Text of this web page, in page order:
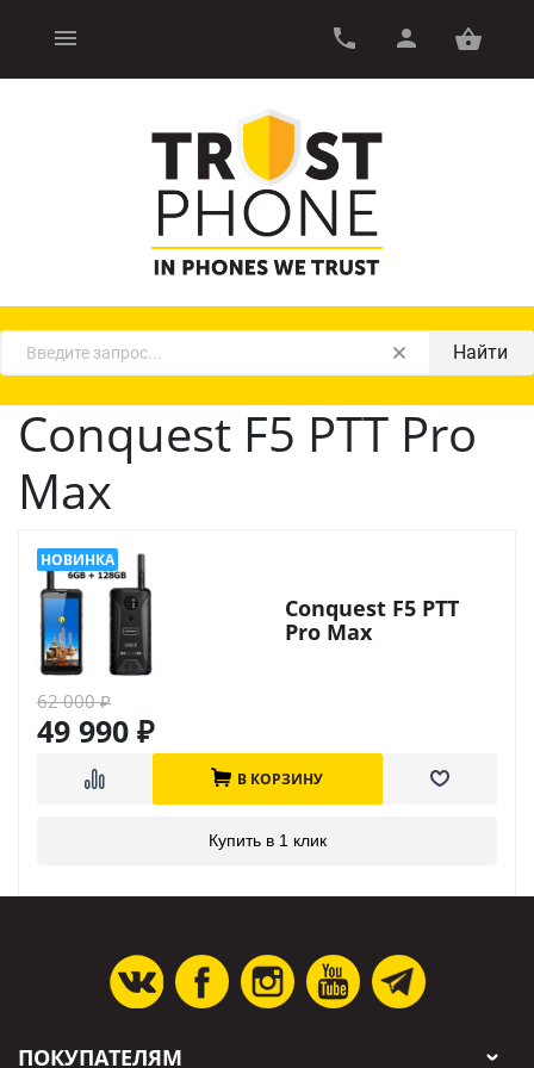
Найти
Conquest F5 PTT Pro
Max
Conquest F5 PTT
Pro Max
62 000₽
49 990 ₽
В КОРЗИНУ
Купить в 1 клик
ПОКУПАТЕЛЯМ